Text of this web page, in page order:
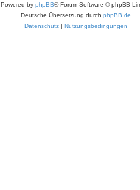
Powered by phpBB® Forum Software © phpBB
Deutsche Übersetzung durch phpBB.de
Datenschutz | Nutzungsbedingungen